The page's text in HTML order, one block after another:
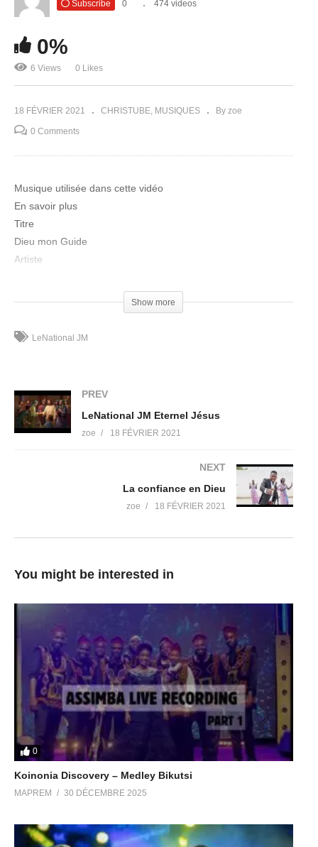
Subscribe 0 474 videos
0%
6 Views 0 Likes
18 FÉVRIER 2021 CHRISTUBE MUSIQUES By zoe
0 Comments
Musique utilisée dans cette vidéo
En savoir plus
Titre
Dieu mon Guide
Artiste
Concédé sous licence à YouTube par
TuneCore (au nom de LeNational JM)
(Visited 6 times, 1 visits today)
Show more
LeNational JM
PREV
LeNational JM Eternel Jésus
zoe 18 FÉVRIER 2021
NEXT
La confiance en Dieu
zoe 18 FÉVRIER 2021
You might be interested in
0
Koinonia Discovery – Medley Bikutsi
MAPREM 30 DÉCEMBRE 2025